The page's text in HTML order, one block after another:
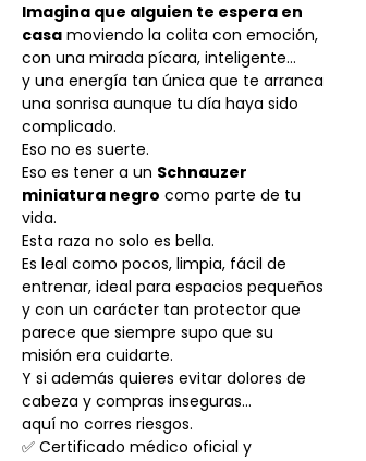
Imagina que alguien te espera en
casa moviendo la colita con emoción,
con una mirada pícara, inteligente…
y una energía tan única que te arranca
una sonrisa aunque tu día haya sido
complicado.
Eso no es suerte.
Eso es tener a un Schnauzer
miniatura negro como parte de tu
vida.
Esta raza no solo es bella.
Es leal como pocos, limpia, fácil de
entrenar, ideal para espacios pequeños
y con un carácter tan protector que
parece que siempre supo que su
misión era cuidarte.
Y si además quieres evitar dolores de
cabeza y compras inseguras…
aquí no corres riesgos.
✅ Certificado médico oficial y